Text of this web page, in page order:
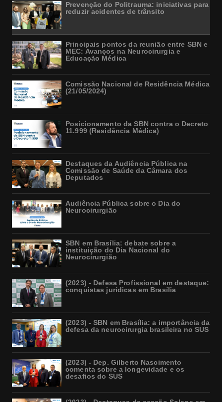
Prevenção do Politrauma: iniciativas para
reduzir acidentes de trânsito
Principais pontos da reunião entre SBN e
MEC: Avanços na Neurocirurgia e
Educação Médica
Comissão Nacional de Residência Médica
(21/05/2024)
Posicionamento da SBN contra o Decreto
11.999 (Residência Médica)
Destaques da Audiência Pública na
Comissão de Saúde da Câmara dos
Deputados
Audiência Pública sobre o Dia do
Neurocirurgião
SBN em Brasília: debate sobre a
instituição do Dia Nacional do
Neurocirurgião
(2023) - Defesa Profissional em destaque:
conquistas jurídicas em Brasília
(2023) - SBN em Brasília: a importância da
defesa da neurocirurgia brasileira no SUS
(2023) - Dep. Gilberto Nascimento
comenta sobre a longevidade e os
desafios do SUS